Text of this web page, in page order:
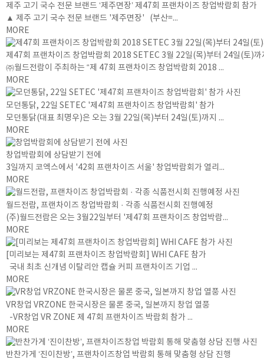
제주 고기 국수 전문 브랜드 ‘제주면장’ 제47회 프랜차이즈 창업박람회 참가
▲ 제주 고기 국수 전문 브랜드 '제주면장' (부산=...
MORE
제47회 프랜차이즈 창업박람회 2018 SETEC 3월 22일(목)부터 24일(토)까
㈜월드전람이 주최하는 “제 47회 프랜차이즈 창업박람회 2018 ...
MORE
모던통닭, 22일 SETEC '제47회 프랜차이즈 창업박람회' 참가
모던통닭(대표 최명우)은 오는 3월 22일(목)부터 24일(토)까지 ...
MORE
창업박람회에 상담받기 전에
3일까지 코엑스에서 '42회 프랜차이즈 서울' 창업박람회가 열리...
MORE
월드전람, 프랜차이즈 창업박람회 · 각종 식품전시회 진행예정
(주)월드전람은 오는 3월22일부터 '제47회 프랜차이즈 창업박람...
MORE
[미리보는 제47회 프랜차이즈 창업박람회] WHI CAFE 참가
국내 최초 신개념 이탈리안 캡슐 커피 프랜차이즈 기업 ...
MORE
VR창업 VRZONE 한국시장은 물론 중국, 일본까지 창업 열풍
-VR창업 VR ZONE 제 47회 프랜차이즈 박람회 참가 ...
MORE
반찬가게 ‘진이찬방’, 프랜차이즈창업 박람회 통해 맞춤형 상담 진행